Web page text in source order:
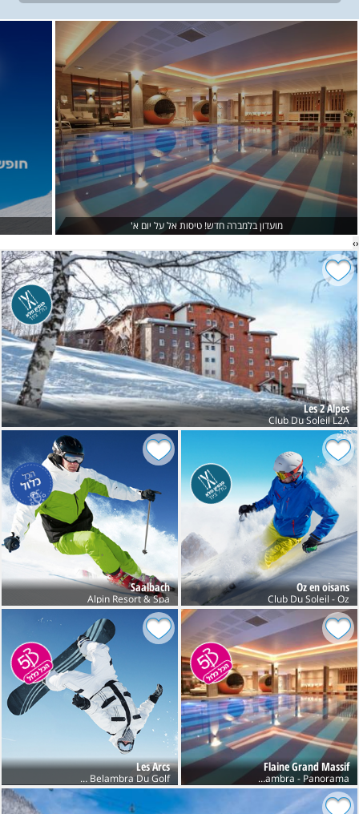
‹
›
מועדון בלמברה חדש! טיסות אל על יום א'
‹
›
Les 2 Alpes
Club Du Soleil L2A
Oz en oisans
Club Du Soleil - Oz
Saalbach
Alpin Resort & Spa
Flaine Grand Massif
Club Belambra - Panorama
Les Arcs
Club Belambra Du Golf